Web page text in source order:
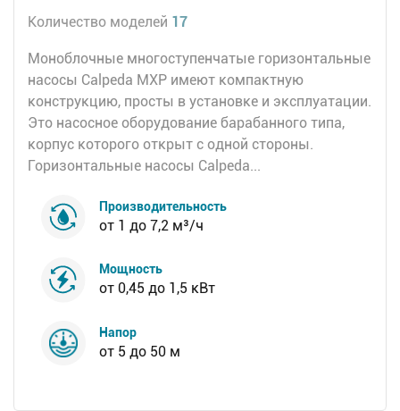
Количество моделей 17
Моноблочные многоступенчатые горизонтальные
насосы Calpeda MXP имеют компактную
конструкцию, просты в установке и эксплуатации.
Это насосное оборудование барабанного типа,
корпус которого открыт с одной стороны.
Горизонтальные насосы Calpeda...
Производительность
от 1 до 7,2 м³/ч
Мощность
от 0,45 до 1,5 кВт
Напор
от 5 до 50 м